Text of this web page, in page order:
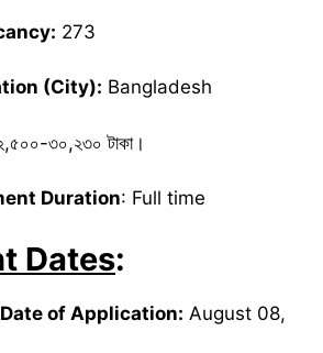
273
(City): Bangladesh
৩০,২৩০ টাকা।
Duration: Full time
Dates:
of Application: August 08,